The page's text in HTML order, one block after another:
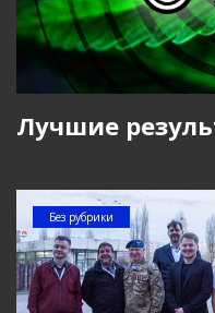
Лучшие
Без рубрики